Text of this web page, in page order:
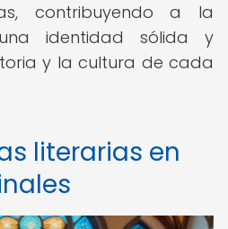
contribuyendo a la
identidad sólida y
y la cultura de cada
literarias en